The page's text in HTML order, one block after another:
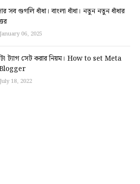
সব গুগলি ধাঁধা। বাংলা ধাঁধা। নতুন নতুন ধাঁধার
06, 2025
ট্যাগ সেট করার নিয়ম। How to set Meta
18, 2022